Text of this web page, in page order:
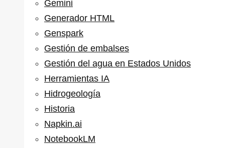
Gemini
Generador HTML
Genspark
Gestión de embalses
Gestión del agua en Estados Unidos
Herramientas IA
Hidrogeología
Historia
Napkin.ai
NotebookLM